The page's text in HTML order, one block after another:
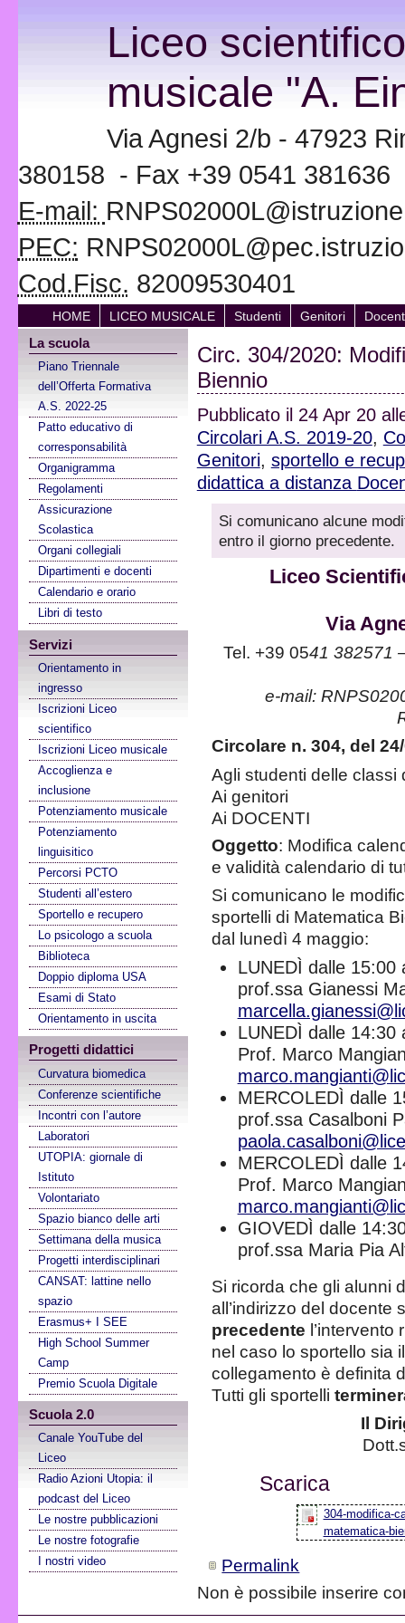
Liceo
musicale "A.
Via Agnesi 2/b - 47923
380158 - Fax +39 0541 381636
E-mail:
PEC:
Cod.Fisc. 82009530401
HOME LICEO MUSICALE Studenti Genitori
La scuola
Piano Triennale
dell’Offerta Formativa
A.S. 2022-25
Patto educativo di
corresponsabilità
Organigramma
Regolamenti
Assicurazione
Scolastica
Organi collegiali
Dipartimenti e docenti
Calendario e orario
Libri di testo
Servizi
Orientamento in
ingresso
Iscrizioni Liceo
scientifico
Iscrizioni Liceo musicale
Accoglienza e
inclusione
Potenziamento musicale
Potenziamento
linguisitico
Percorsi PCTO
Studenti all’estero
Sportello e recupero
Lo psicologo a scuola
Biblioteca
Doppio diploma USA
Esami di Stato
Orientamento in uscita
Progetti didattici
Curvatura biomedica
Conferenze scientifiche
Incontri con l’autore
Laboratori
UTOPIA: giornale di
Istituto
Volontariato
Spazio bianco delle arti
Settimana della musica
Progetti interdisciplinari
CANSAT: lattine nello
spazio
Erasmus+ I SEE
High School Summer
Camp
Premio Scuola Digitale
Scuola 2.0
Canale YouTube del
Liceo
Radio Azioni Utopia: il
podcast del Liceo
Le nostre pubblicazioni
Le nostre fotografie
I nostri video
Circ. 304/2020:
Biennio
Pubblicato il 24 Apr 20
Circolari A.S. 2019-20,
Genitori, sportello e
didattica a distanza
Si comunicano alcune
entro il giorno precedente.
Liceo
Via
Tel. +39 0541 382571
e-mail:
Circolare n. 304, del
Agli studenti delle classi
Ai genitori
Ai DOCENTI
Oggetto: Modifica
e validità calendario di
Si comunicano le
sportelli di Matematica
dal lunedì 4 maggio:
LUNEDÌ dalle 15:00
prof.ssa Gianessi
LUNEDÌ dalle 14:30
Prof. Marco
MERCOLEDÌ dalle
prof.ssa Casalboni
MERCOLEDÌ dalle
Prof. Marco
GIOVEDÌ dalle
prof.ssa Maria Pia
Si ricorda che gli alunni
all’indirizzo del docente
precedente
nel caso lo sportello sia
collegamento è definita
Tutti gli sportelli
Il
Scarica
304-modifica-
matematica-
Permalink
Non è possibile inserire